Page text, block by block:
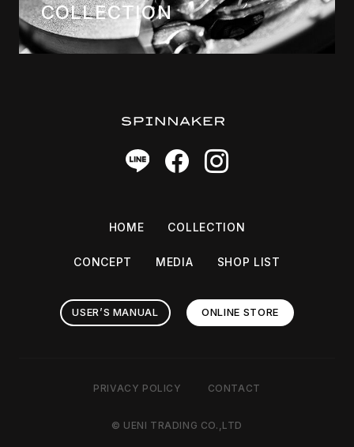
COLLECTION
HOME COLLECTION
CONCEPT MEDIA SHOP LIST
USER’S MANUAL ONLINE STORE
PRIVACY POLICY CONTACT
© UENI TRADING CO.,LTD